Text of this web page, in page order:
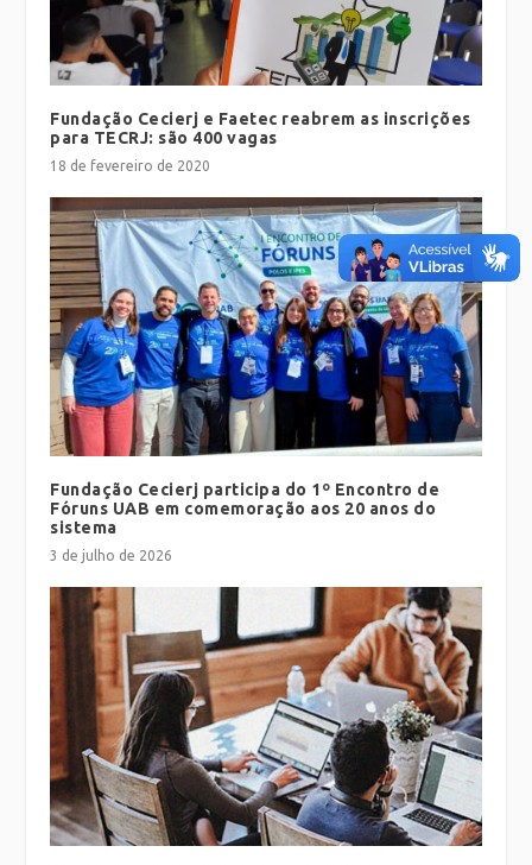
Fundação Cecierj e Faetec reabrem as inscrições
para TECRJ: são 400 vagas
18 de fevereiro de 2020
Fundação Cecierj participa do 1º Encontro de
Fóruns UAB em comemoração aos 20 anos do
sistema
3 de julho de 2026